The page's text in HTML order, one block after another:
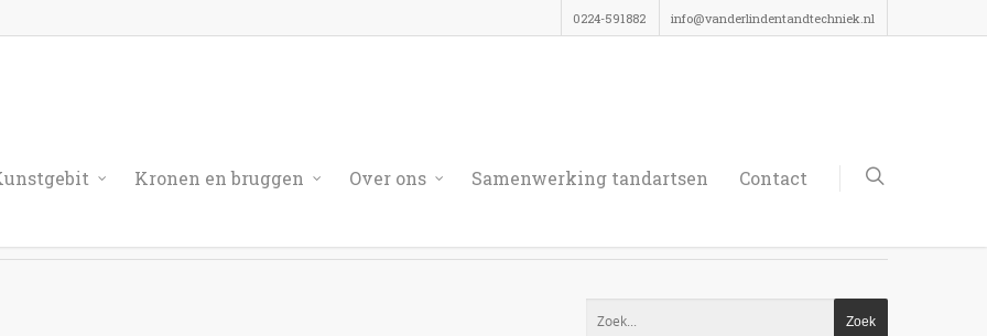
0224-591882 info@vanderlindentandtechniek.nl
Kronen en bruggen Over ons Samenwerking tandartsen Contact
0